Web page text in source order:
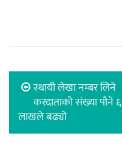
स्थायी लेखा नम्बर लिने
करदाताको संख्या पौने ६
लाखले बढ्यो